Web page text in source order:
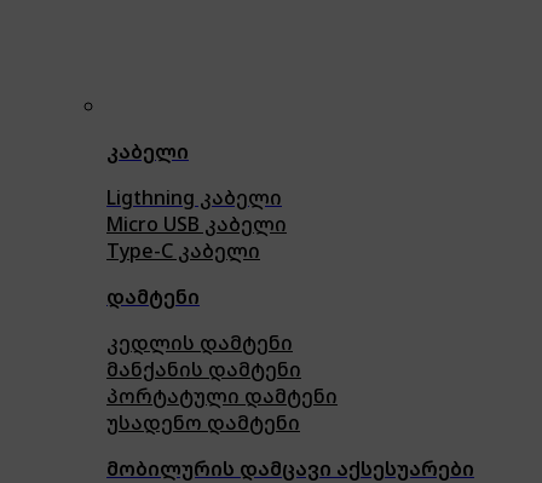
კაბელი
Ligthning კაბელი
Micro USB კაბელი
Type-C კაბელი
დამტენი
კედლის დამტენი
მანქანის დამტენი
პორტატული დამტენი
უსადენო დამტენი
მობილურის დამცავი აქსესუარები